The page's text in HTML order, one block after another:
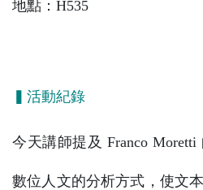
地點：H535
▍活動紀錄
今天講師提及 Franco
數位人文的分析方式，使文